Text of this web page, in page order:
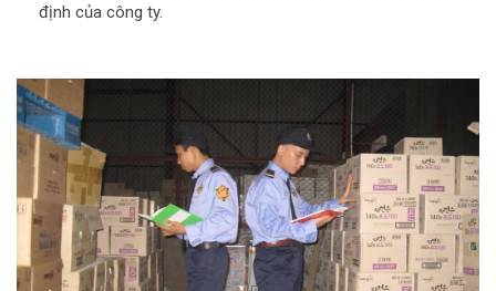
định của công ty.